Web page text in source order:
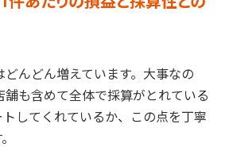
どんどん増えています。大事なの
舗も含めて全体で採算がとれている
してくれているか、この点を丁寧